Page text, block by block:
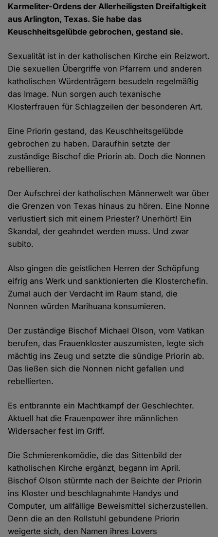
Karmeliter-Ordens der Allerheiligsten Dreifaltigkeit
aus Arlington, Texas. Sie habe das
Keuschheitsgelübde gebrochen, gestand sie.
Sexualität ist in der katholischen Kirche ein Reizwort.
Die sexuellen Übergriffe von Pfarrern und anderen
katholischen Würdenträgern besudeln regelmäßig
das Image. Nun sorgen auch texanische
Klosterfrauen für Schlagzeilen der besonderen Art.
Eine Priorin gestand, das Keuschheitsgelübde
gebrochen zu haben. Daraufhin setzte der
zuständige Bischof die Priorin ab. Doch die Nonnen
rebellieren.
Der Aufschrei der katholischen Männerwelt war über
die Grenzen von Texas hinaus zu hören. Eine Nonne
verlustiert sich mit einem Priester? Unerhört! Ein
Skandal, der geahndet werden muss. Und zwar
subito.
Also gingen die geistlichen Herren der Schöpfung
eifrig ans Werk und sanktionierten die Klosterchefin.
Zumal auch der Verdacht im Raum stand, die
Nonnen würden Marihuana konsumieren.
Der zuständige Bischof Michael Olson, vom Vatikan
berufen, das Frauenkloster auszumisten, legte sich
mächtig ins Zeug und setzte die sündige Priorin ab.
Das ließen sich die Nonnen nicht gefallen und
rebellierten.
Es entbrannte ein Machtkampf der Geschlechter.
Aktuell hat die Frauenpower ihre männlichen
Widersacher fest im Griff.
Die Schmierenkomödie, die das Sittenbild der
katholischen Kirche ergänzt, begann im April.
Bischof Olson stürmte nach der Beichte der Priorin
ins Kloster und beschlagnahmte Handys und
Computer, um allfällige Beweismittel sicherzustellen.
Denn die an den Rollstuhl gebundene Priorin
weigerte sich, den Namen ihres Lovers